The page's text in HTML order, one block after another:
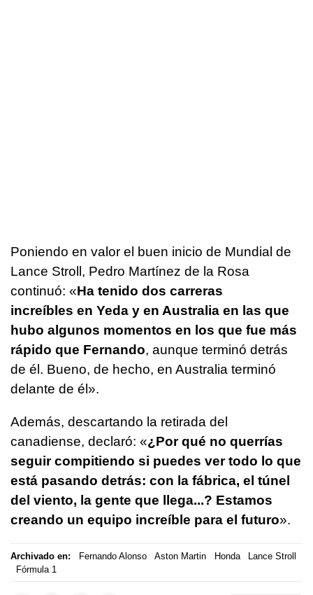
Poniendo en valor el buen inicio de Mundial de
Lance Stroll, Pedro Martínez de la Rosa
continuó: «Ha tenido dos carreras
increíbles en Yeda y en Australia en las que
hubo algunos momentos en los que fue más
rápido que Fernando, aunque terminó detrás
de él. Bueno, de hecho, en Australia terminó
delante de él».
Además, descartando la retirada del
canadiense, declaró: «¿Por qué no querrías
seguir compitiendo si puedes ver todo lo que
está pasando detrás: con la fábrica, el túnel
del viento, la gente que llega...? Estamos
creando un equipo increíble para el futuro».
Archivado en: Fernando Alonso Aston Martin Honda
Lance Stroll
Fórmula 1